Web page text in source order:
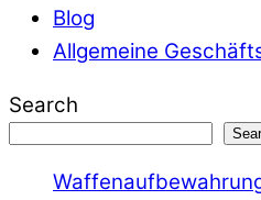
Blog
Allgemeine
Search